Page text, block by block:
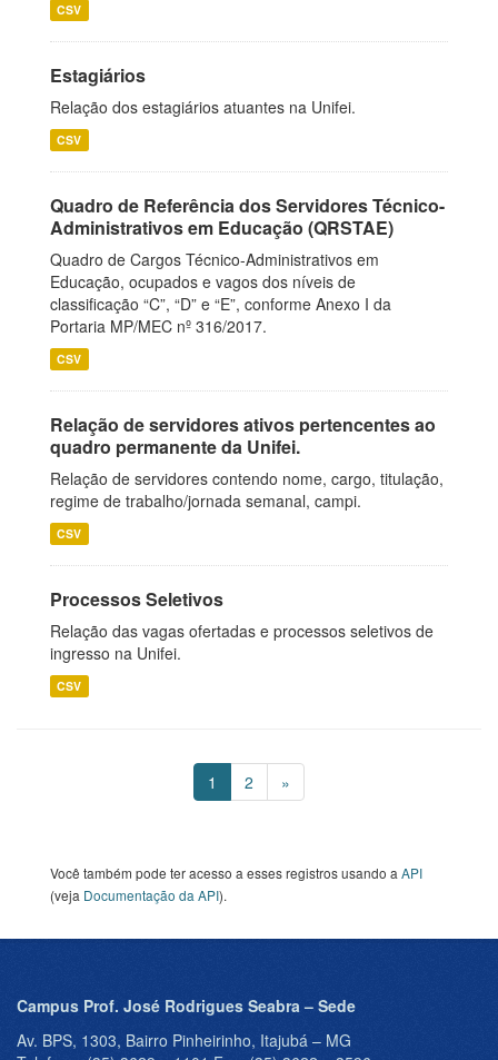
CSV
Estagiários
Relação dos estagiários atuantes na Unifei.
CSV
Quadro de Referência dos Servidores Técnico-
Administrativos em Educação (QRSTAE)
Quadro de Cargos Técnico-Administrativos em
Educação, ocupados e vagos dos níveis de
classificação “C”, “D” e “E”, conforme Anexo I da
Portaria MP/MEC nº 316/2017.
CSV
Relação de servidores ativos pertencentes ao
quadro permanente da Unifei.
Relação de servidores contendo nome, cargo, titulação,
regime de trabalho/jornada semanal, campi.
CSV
Processos Seletivos
Relação das vagas ofertadas e processos seletivos de
ingresso na Unifei.
CSV
1 2 »
Você também pode ter acesso a esses registros usando a API
(veja Documentação da API).
Campus Prof. José Rodrigues Seabra – Sede
Av. BPS, 1303, Bairro Pinheirinho, Itajubá – MG